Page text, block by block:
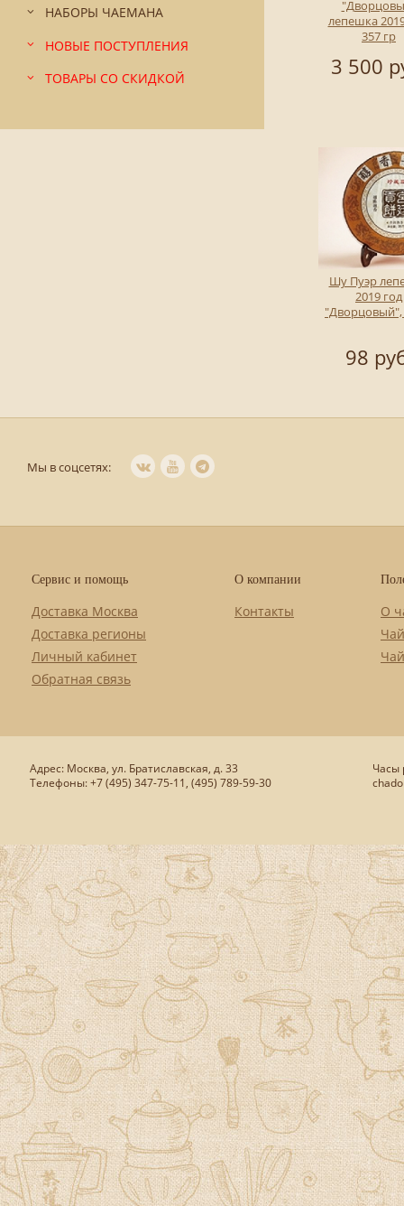
НАБОРЫ ЧАЕМАНА
НОВЫЕ ПОСТУПЛЕНИЯ
ТОВАРЫ СО СКИДКОЙ
лепешка
357 гр
3 500
Шу Пуэр
2019 год
"Дворцовый",
98
Мы в соцсетях:
Сервис и помощь
Доставка Москва
Доставка регионы
Личный кабинет
Обратная связь
О компании
Контакты
О
Адрес: Москва, ул. Братиславская, д. 33
Телефоны: +7 (495) 347-75-11, (495) 789-59-30
Часы